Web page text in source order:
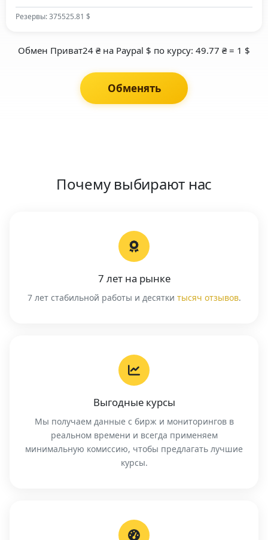
Резервы: 375525.81 $
Обмен Приват24 ₴ на Paypal $ по курсу: 49.77 ₴ = 1 $
Обменять
Почему выбирают нас
7 лет на рынке
7 лет стабильной работы и десятки тысяч отзывов.
Выгодные курсы
Мы получаем данные с бирж и мониторингов в
реальном времени и всегда применяем
минимальную комиссию, чтобы предлагать лучшие
курсы.